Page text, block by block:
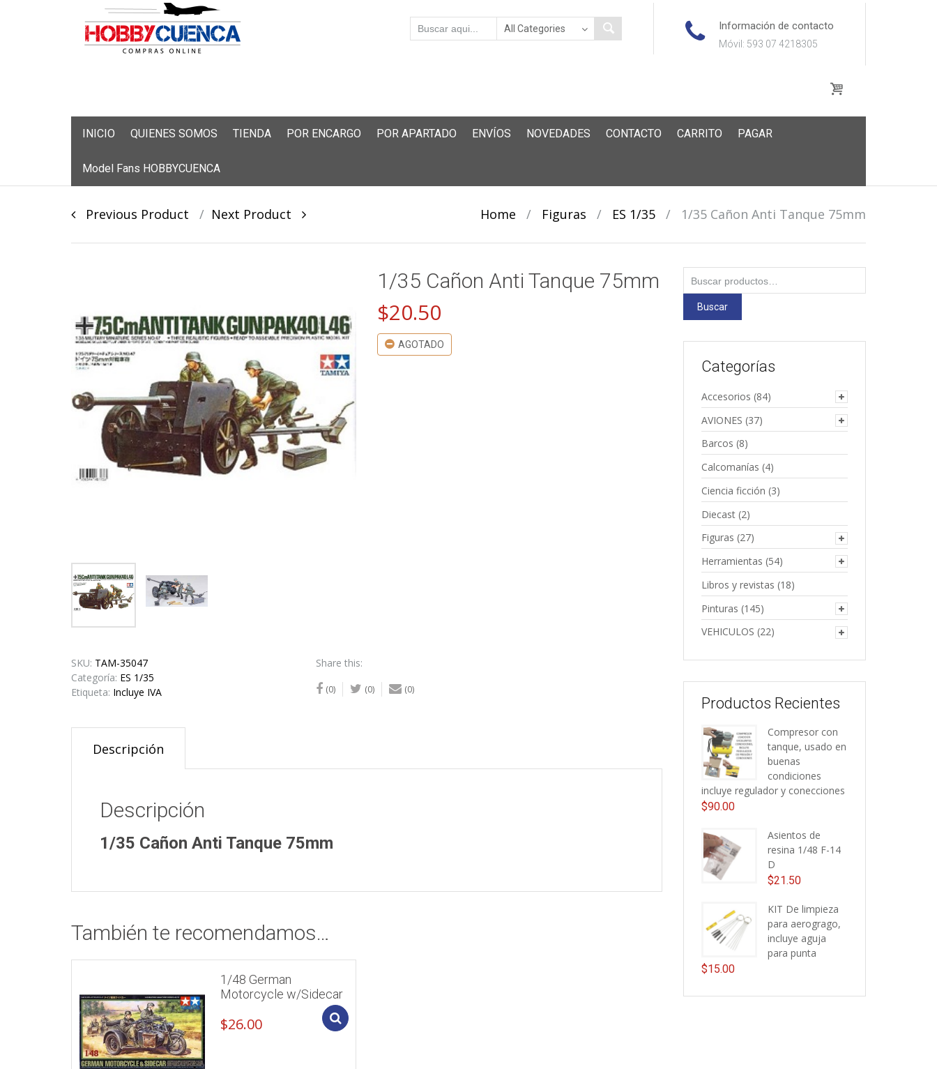
Información de contacto
Móvil: 593 07 4218305
INICIO QUIENES SOMOS TIENDA POR ENCARGO POR APARTADO ENVÍOS NOVEDADES CONTACTO CARRITO PAGAR
Model Fans HOBBYCUENCA
Post
Previous Product Next Product Home / Figuras / ES 1/35 / 1/35 Cañon Anti Tanque 75mm
1/35 Cañon Anti Tanque 75mm
$20.50
AGOTADO
SKU: TAM-35047
Categoría: ES 1/35
Etiqueta: Incluye IVA
Share this:
(0) (0) (0)
Descripción
Descripción
1/35 Cañon Anti Tanque 75mm
También te recomendamos…
1/48 German
Motorcycle w/Sidecar
$26.00
por:
Buscar
Categorías
Accesorios (84)
AVIONES (37)
Barcos (8)
Calcomanías (4)
Ciencia ficción (3)
Diecast (2)
Figuras (27)
Herramientas (54)
Libros y revistas (18)
Pinturas (145)
VEHICULOS (22)
Productos Recientes
Compresor con
tanque, usado en
buenas
condiciones
incluye regulador y conecciones
$90.00
Asientos de
resina 1/48 F-14
D
$21.50
KIT De limpieza
para aerogrago,
incluye aguja
para punta
$15.00